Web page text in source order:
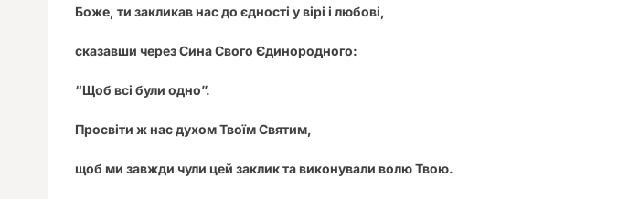
Боже, ти закликав нас до єдності у вірі і любові,
сказавши через Сина Свого Єдинородного:
“Щоб всі були одно”.
Просвіти ж нас духом Твоїм Святим,
щоб ми завжди чули цей заклик та виконували волю Твою.